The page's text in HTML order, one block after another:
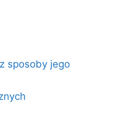
sposoby jego